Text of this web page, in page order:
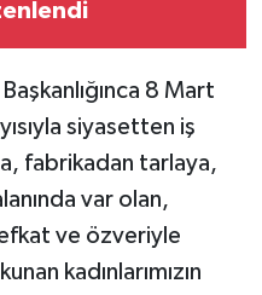
8 Mart
siyasetten iş
fabrikadan tarlaya,
var olan,
ve özveriyle
kadınlarımızın